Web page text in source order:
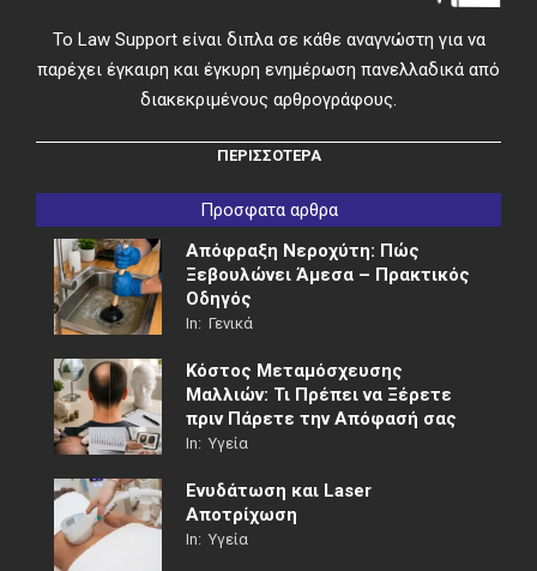
Το Law Support είναι διπλα σε κάθε αναγνώστη για να
παρέχει έγκαιρη και έγκυρη ενημέρωση πανελλαδικά από
διακεκριμένους αρθρογράφους.
ΠΕΡΙΣΣΟΤΕΡΑ
Προσφατα αρθρα
Απόφραξη Νεροχύτη: Πώς
Ξεβουλώνει Άμεσα – Πρακτικός
Οδηγός
In: Γενικά
Κόστος Μεταμόσχευσης
Μαλλιών: Τι Πρέπει να Ξέρετε
πριν Πάρετε την Απόφασή σας
In: Υγεία
Ενυδάτωση και Laser
Αποτρίχωση
In: Υγεία